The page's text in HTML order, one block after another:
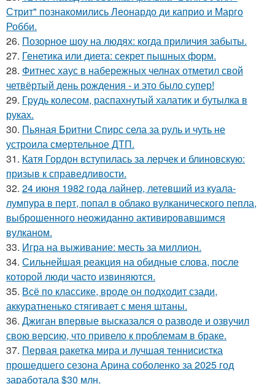
Стрит" познакомились Леонардо ди каприо и Марго
Робби.
26. Позорное шоу на людях: когда приличия забыты.
27. Генетика или диета: секрет пышных форм.
28. Фитнес хаус в набережных челнах отметил свой
четвёртый день рождения - и это было супер!
29. Гpyдь колесом, распахнутый халатик и бутылка в
руках.
30. Пьяная Бритни Спирс села за руль и чуть не
устроила смертельное ДТП.
31. Катя Гордон вступилась за лерчек и блиновскую:
призыв к справедливости.
32. 24 июня 1982 года лайнер, летевший из куала-
лумпура в перт, попал в облако вулканического пепла,
выброшенного неожиданно активировавшимся
вулканом.
33. Игра на выживание: месть за миллион.
34. Сильнейшая реакция на обидные слова, после
которой люди часто извиняются.
35. Всё по классике, вроде он подходит сзади,
аккуратненько стягивает с меня штаны.
36. Джиган впервые высказался о разводе и озвучил
свою версию, что привело к проблемам в браке.
37. Первая ракетка мира и лучшая теннисистка
прошедшего сезона Арина соболенко за 2025 год
заработала $30 млн.